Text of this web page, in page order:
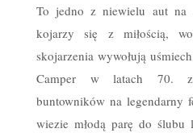
To jedno z niewielu aut na
kojarzy się z miłością,
skojarzenia wywołują
Camper w latach 70.
buntowników na legendarny
wiezie młodą parę do ślubu